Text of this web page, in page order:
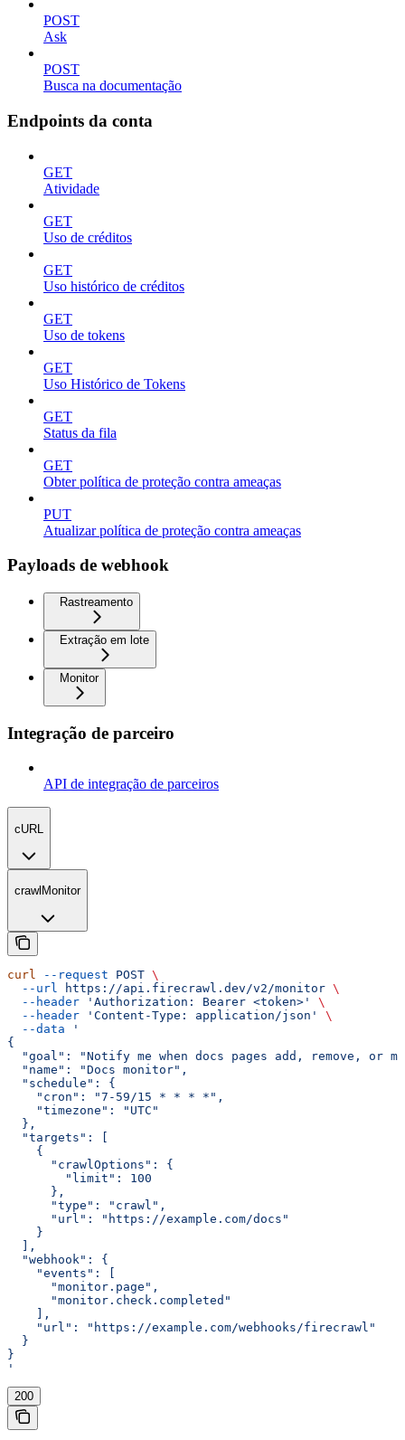
POST
Ask
POST
Busca na documentação
Endpoints da conta
GET
Atividade
GET
Uso de créditos
GET
Uso histórico de créditos
GET
Uso de tokens
GET
Uso Histórico de Tokens
GET
Status da fila
GET
Obter política de proteção contra ameaças
PUT
Atualizar política de proteção contra ameaças
Payloads de webhook
Rastreamento
Extração em lote
Monitor
Integração de parceiro
API de integração de parceiros
cURL
crawlMonitor
curl --request POST \
  --url
https://api.firecrawl.dev/v2/monitor \
  --header
'Authorization: Bearer <token>'
\
  --header
'Content-Type: application/json'
\
  --data
'
{
"goal": "Notify me when docs pages add, remove, or
  "name": "Docs monitor",
  "schedule": {
    "cron": "7-59/15 * * * *",
    "timezone": "UTC"
  },
  "targets": [
    {
      "crawlOptions": {
        "limit": 100
      },
      "type": "crawl",
      "url": "https://example.com/docs"
    }
  ],
  "webhook": {
    "events": [
      "monitor.page",
      "monitor.check.completed"
    ],
    "url": "https://example.com/webhooks/firecrawl"
  }
}
'
200